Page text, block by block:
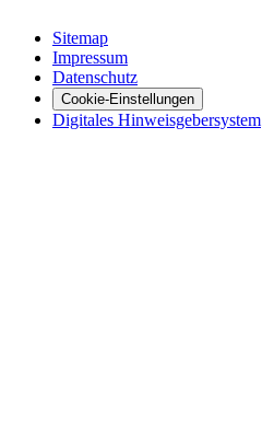
Sitemap
Impressum
Datenschutz
Cookie-Einstellungen
Digitales Hinweisgebersystem